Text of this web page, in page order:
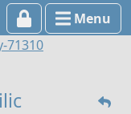
Menu
71310